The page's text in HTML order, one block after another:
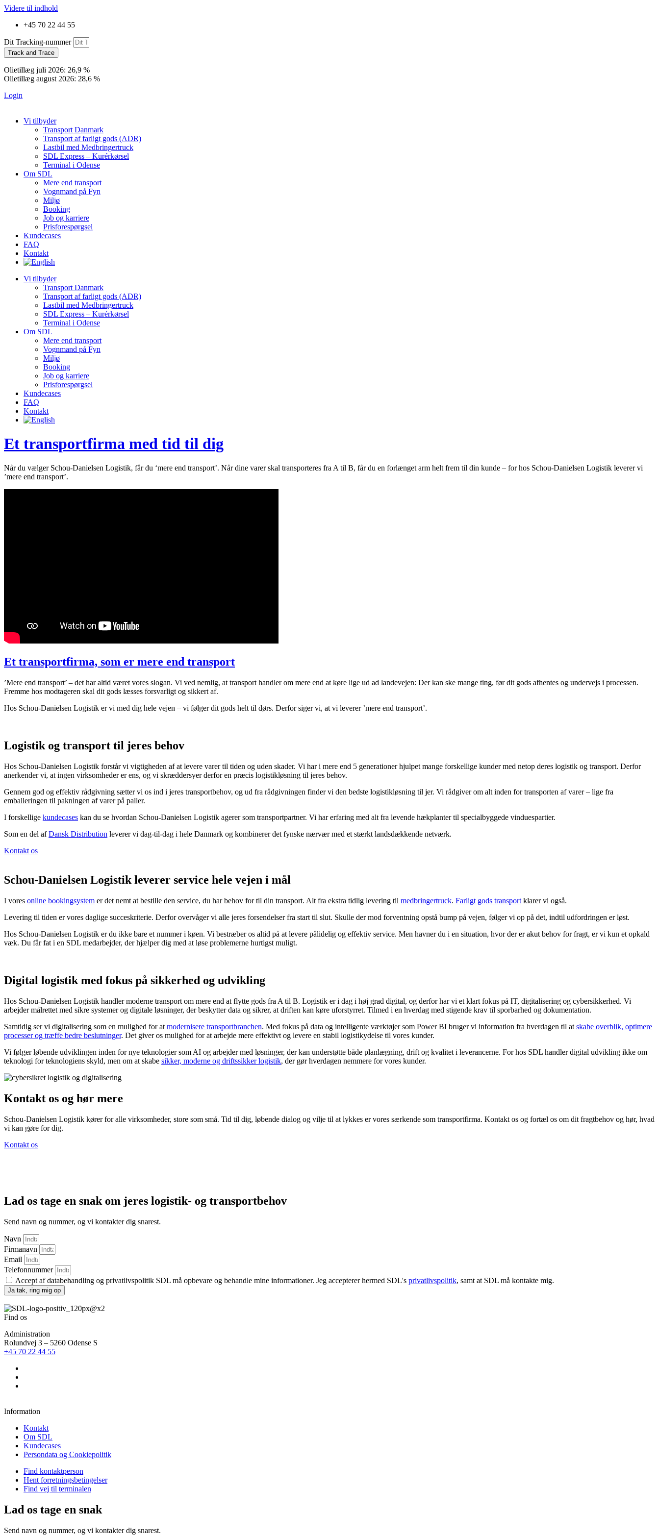
Videre til indhold
+45 70 22 44 55
Dit Tracking-nummer
Track and Trace
Olietillæg juli 2026: 26,9 %
Olietillæg august 2026: 28,6 %
Login
Vi tilbyder
Transport Danmark
Transport af farligt gods (ADR)
Lastbil med Medbringertruck
SDL Express – Kurérkørsel
Terminal i Odense
Om SDL
Mere end transport
Vognmand på Fyn
Miljø
Booking
Job og karriere
Prisforespørgsel
Kundecases
FAQ
Kontakt
Vi tilbyder
Transport Danmark
Transport af farligt gods (ADR)
Lastbil med Medbringertruck
SDL Express – Kurérkørsel
Terminal i Odense
Om SDL
Mere end transport
Vognmand på Fyn
Miljø
Booking
Job og karriere
Prisforespørgsel
Kundecases
FAQ
Kontakt
Et transportfirma med tid til dig
Når du vælger Schou-Danielsen Logistik, får du ‘mere end transport’. Når dine varer skal transporteres fra A til B, får du en forlænget arm helt frem til din kunde – for hos Schou-Danielsen Logistik leverer vi
’mere end transport’.
Et transportfirma, som er mere end transport
’Mere end transport’ – det har altid været vores slogan. Vi ved nemlig, at transport handler om mere end at køre lige ud ad landevejen: Der kan ske mange ting, før dit gods afhentes og undervejs i processen.
Fremme hos modtageren skal dit gods læsses forsvarligt og sikkert af.
Hos Schou-Danielsen Logistik er vi med dig hele vejen – vi følger dit gods helt til dørs. Derfor siger vi, at vi leverer ’mere end transport’.
Logistik og transport til jeres behov
Hos Schou-Danielsen Logistik forstår vi vigtigheden af at levere varer til tiden og uden skader. Vi har i mere end 5 generationer hjulpet mange forskellige kunder med netop deres logistik og transport. Derfor
anerkender vi, at ingen virksomheder er ens, og vi skræddersyer derfor en præcis logistikløsning til jeres behov.
Gennem god og effektiv rådgivning sætter vi os ind i jeres transportbehov, og ud fra rådgivningen finder vi den bedste logistikløsning til jer. Vi rådgiver om alt inden for transporten af varer – lige fra
emballeringen til pakningen af varer på paller.
I forskellige kundecases kan du se hvordan Schou-Danielsen Logistik agerer som transportpartner. Vi har erfaring med alt fra levende hækplanter til specialbyggede vinduespartier.
Som en del afDansk Distribution leverer vi dag-til-dag i hele Danmark og kombinerer det fynske nærvær med et stærkt landsdækkende netværk.
Kontakt os
Schou-Danielsen Logistik leverer service hele vejen i mål
I vores online bookingsystem er det nemt at bestille den service, du har behov for til din transport. Alt fra ekstra tidlig levering til medbringertruck. Farligt gods transport klarer vi også.
Levering til tiden er vores daglige succeskriterie. Derfor overvåger vi alle jeres forsendelser fra start til slut. Skulle der mod forventning opstå bump på vejen, følger vi op på det, indtil udfordringen er løst.
Hos Schou-Danielsen Logistik er du ikke bare et nummer i køen. Vi bestræber os altid på at levere pålidelig og effektiv service. Men havner du i en situation, hvor der er akut behov for fragt, er vi kun et opkald
væk. Du får fat i en SDL medarbejder, der hjælper dig med at løse problemerne hurtigst muligt.
Digital logistik med fokus på sikkerhed og udvikling
Hos Schou-Danielsen Logistik handler moderne transport om mere end at flytte gods fra A til B. Logistik er i dag i høj grad digital, og derfor har vi et klart fokus på IT, digitalisering og cybersikkerhed. Vi
arbejder målrettet med sikre systemer og digitale løsninger, der beskytter data og sikrer, at driften kan køre uforstyrret. Tilmed i en hverdag med stigende krav til sporbarhed og dokumentation.
Samtidig ser vi digitalisering som en mulighed for at modernisere transportbranchen. Med fokus på data og intelligente værktøjer som Power BI bruger vi information fra hverdagen til at skabe overblik, optimere
processer og træffe bedre beslutninger. Det giver os mulighed for at arbejde mere effektivt og levere en stabil logistikydelse til vores kunder.
Vi følger løbende udviklingen inden for nye teknologier som AI og arbejder med løsninger, der kan understøtte både planlægning, drift og kvalitet i leverancerne. For hos SDL handler digital udvikling ikke om
teknologi for teknologiens skyld, men om at skabe sikker, moderne og driftssikker logistik, der gør hverdagen nemmere for vores kunder.
Kontakt os og hør mere
Schou-Danielsen Logistik kører for alle virksomheder, store som små. Tid til dig, løbende dialog og vilje til at lykkes er vores særkende som transportfirma. Kontakt os og fortæl os om dit fragtbehov og hør, hvad
vi kan gøre for dig.
Kontakt os
Lad os tage en snak om jeres logistik- og transportbehov
Send navn og nummer, og vi kontakter dig snarest.
Navn
Firmanavn
Email
Telefonnummer
Accept af databehandling og privatlivspolitik SDL må opbevare og behandle mine informationer. Jeg accepterer hermed SDL's privatlivspolitik, samt at SDL må kontakte mig.
Ja tak, ring mig op
Find os
Administration
​Rolundvej 3 – 5260 Odense S
+45 70 22 44 55
Information
Kontakt
Om SDL
Kundecases
Persondata og Cookiepolitik
Find kontaktperson
Hent forretningsbetingelser
Find vej til terminalen
Lad os tage en snak
Send navn og nummer, og vi kontakter dig snarest.